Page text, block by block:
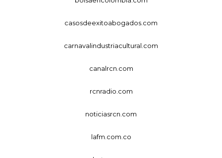
casosdeexitoabogados.com
carnavalindustriacultural.com
canalrcn.com
rcnradio.com
noticiasrcn.com
lafm.com.co